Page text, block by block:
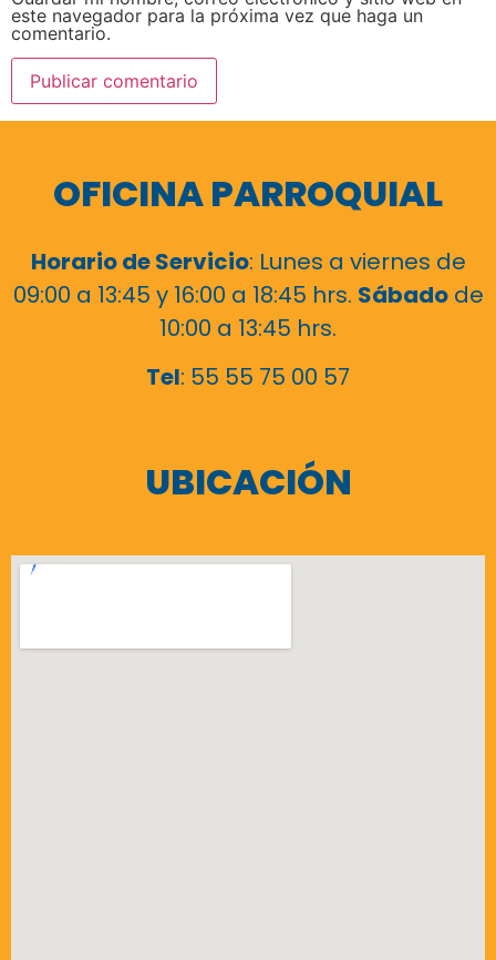
este navegador para la próxima vez que haga un
comentario.
OFICINA PARROQUIAL
Horario de Servicio: Lunes a viernes de
09:00 a 13:45 y 16:00 a 18:45 hrs. Sábadode
10:00 a 13:45 hrs.
Tel: 55 55 75 00 57
UBICACIÓN